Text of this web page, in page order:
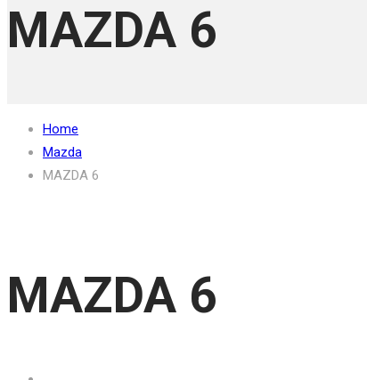
MAZDA 6
Home
Mazda
MAZDA 6
MAZDA 6